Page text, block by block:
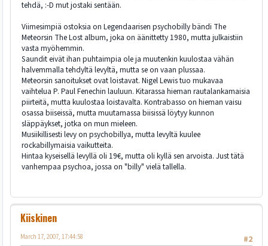
tehdä, :-D mut jostaki sentään.
Viimesimpiä ostoksia on Legendaarisen psychobilly bändi The
Meteorsin The Lost album, joka on äänittetty 1980, mutta julkaistiin
vasta myöhemmin.
Saundit eivät ihan puhtaimpia ole ja muutenkin kuulostaa vähän
halvemmalla tehdyltä levyltä, mutta se on vaan plussaa.
Meteorsin sanoitukset ovat loistavat. Nigel Lewis tuo mukavaa
vaihtelua P. Paul Fenechin lauluun. Kitarassa hieman rautalankamaisia
piirteitä, mutta kuulostaa loistavalta. Kontrabasso on hieman vaisu
osassa biiseissä, mutta muutamassa biisissä löytyy kunnon
släppäykset, jotka on mun mieleen.
Musiikillisesti levy on psychobillya, mutta levyltä kuulee
rockabillymaisia vaikutteita.
Hintaa kyseisellä levyllä oli 19€, mutta oli kyllä sen arvoista. Just tätä
vanhempaa psychoa, jossa on "billy" vielä tallella.
Kiiskinen
#2
March 17, 2007, 17:44:58